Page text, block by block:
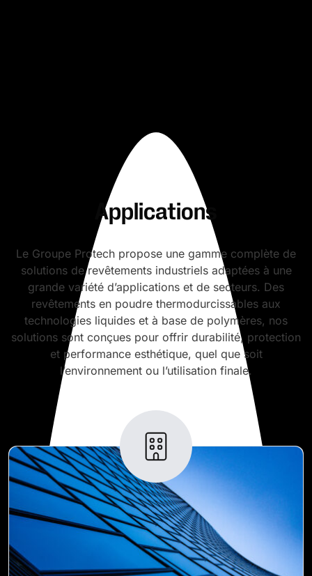
Applications
Le Groupe Protech propose une gamme complète de
solutions de revêtements industriels adaptées à une
grande variété d’applications et de secteurs. Des
revêtements en poudre thermodurcissables aux
technologies liquides et à base de polymères, nos
solutions sont conçues pour offrir durabilité, protection
et performance esthétique, quel que soit
l’environnement ou l’utilisation finale.